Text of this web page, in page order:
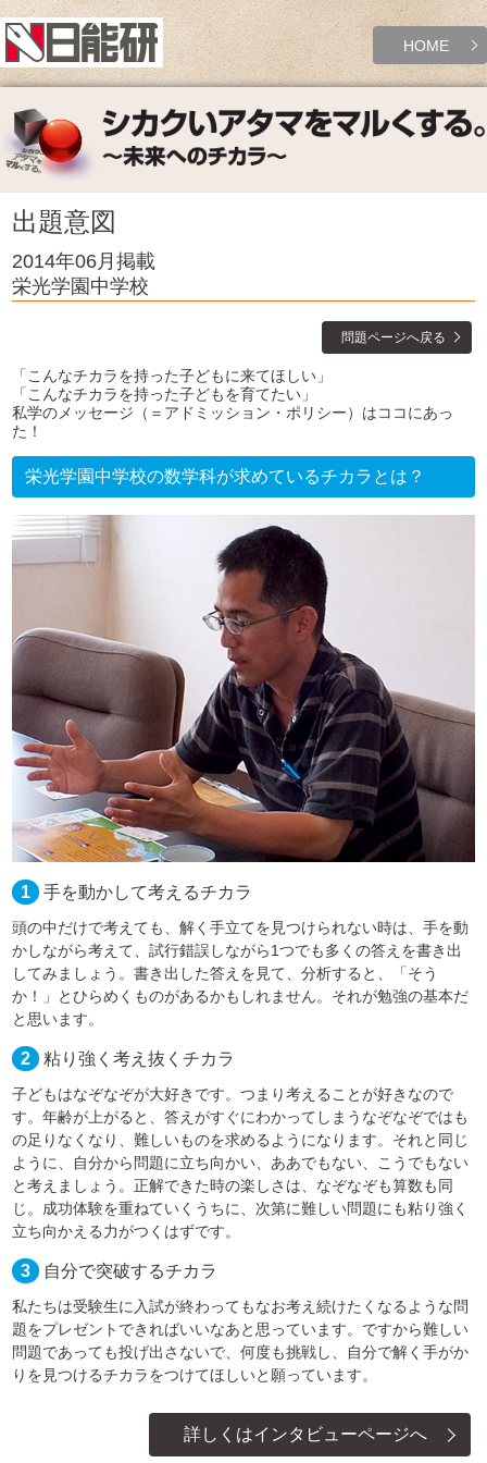
HOME
出題意図
2014年06月掲載
栄光学園中学校
問題ページへ戻る
「こんなチカラを持った子どもに来てほしい」
「こんなチカラを持った子どもを育てたい」
私学のメッセージ（＝アドミッション・ポリシー）はココにあっ
た！
栄光学園中学校の数学科が求めているチカラとは？
1 手を動かして考えるチカラ
頭の中だけで考えても、解く手立てを見つけられない時は、手を動
かしながら考えて、試行錯誤しながら1つでも多くの答えを書き出
してみましょう。書き出した答えを見て、分析すると、「そう
か！」とひらめくものがあるかもしれません。それが勉強の基本だ
と思います。
2 粘り強く考え抜くチカラ
子どもはなぞなぞが大好きです。つまり考えることが好きなので
す。年齢が上がると、答えがすぐにわかってしまうなぞなぞではも
の足りなくなり、難しいものを求めるようになります。それと同じ
ように、自分から問題に立ち向かい、ああでもない、こうでもない
と考えましょう。正解できた時の楽しさは、なぞなぞも算数も同
じ。成功体験を重ねていくうちに、次第に難しい問題にも粘り強く
立ち向かえる力がつくはずです。
3 自分で突破するチカラ
私たちは受験生に入試が終わってもなお考え続けたくなるような問
題をプレゼントできればいいなあと思っています。ですから難しい
問題であっても投げ出さないで、何度も挑戦し、自分で解く手がか
りを見つけるチカラをつけてほしいと願っています。
詳しくはインタビューページへ